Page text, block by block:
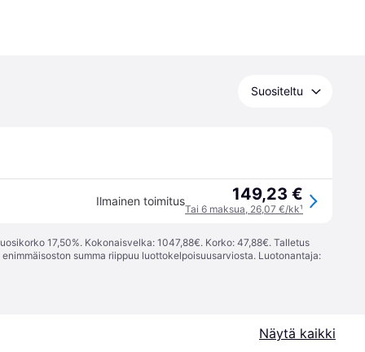
Suositeltu
Ilmainen toimitus 149,23 €
Tai 6 maksua, 26,07 €/kk¹
17,50%. Kokonaisvelka: 1047,88€. Korko: 47,88€. Talletus
summa riippuu luottokelpoisuusarviosta. Luotonantaja:
Näytä kaikki